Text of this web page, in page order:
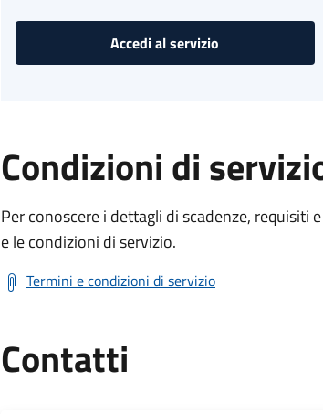
Accedi al servizio
Condizioni di
Per conoscere i dettagli di scadenze,
e le condizioni di servizio.
Termini e condizioni di servizio
Contatti